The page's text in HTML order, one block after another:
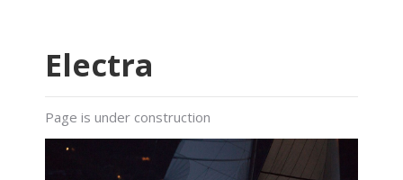
Electra
Page is under construction